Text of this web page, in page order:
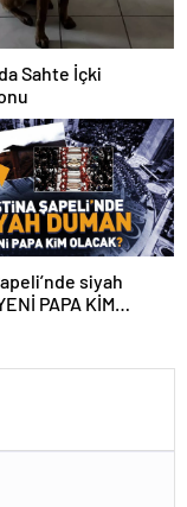
Sahte İçki
siyah
PAPA KİM